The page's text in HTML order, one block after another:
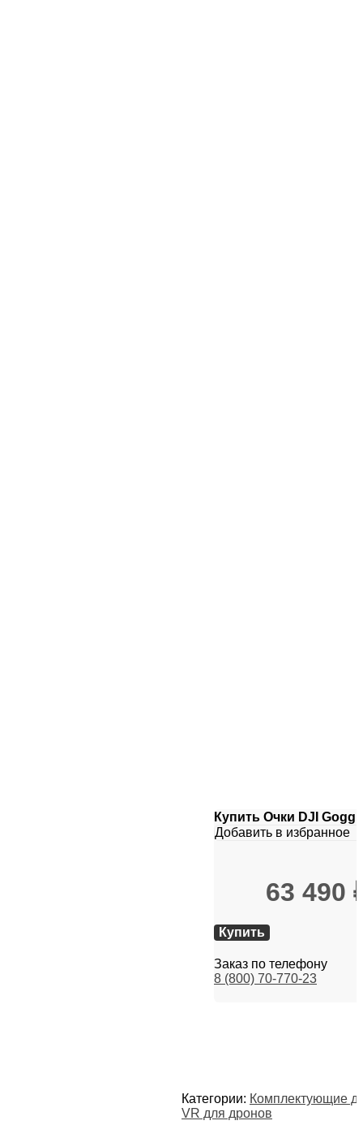
Купить Очки DJI
Добавить в избранное
63 490
Купить
Заказ по телефону
8 (800) 70-770-23
Категории: Комплектующие
VR для дронов